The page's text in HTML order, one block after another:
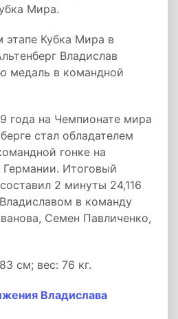
Мира.
этапе Кубка Мира в
Владислав
медаль в командной
года на Чемпионате мира
стал обладателем
гонке на
Итоговый
2 минуты 24,116
в команду
Семен Павличенко,
см; вес: 76 кг.
Владислава